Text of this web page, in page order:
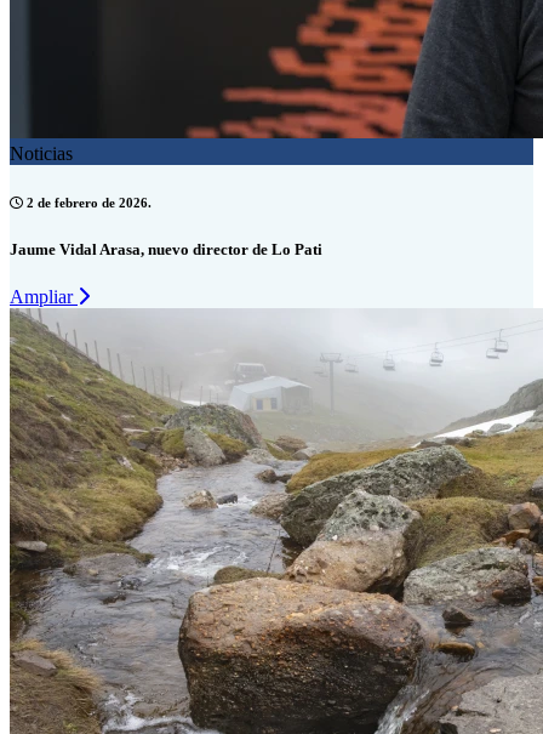
Noticias
2 de febrero de 2026.
Jaume Vidal Arasa, nuevo director de Lo Pati
Ampliar